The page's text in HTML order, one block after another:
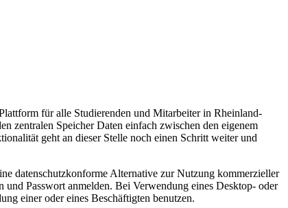
für alle Studierenden und Mitarbeiter in Rheinland-
zentralen Speicher Daten einfach zwischen den eigenem
geht an dieser Stelle noch einen Schritt weiter und
datenschutzkonforme Alternative zur Nutzung kommerzieller
Passwort anmelden. Bei Verwendung eines Desktop- oder
einer oder eines Beschäftigten benutzen.